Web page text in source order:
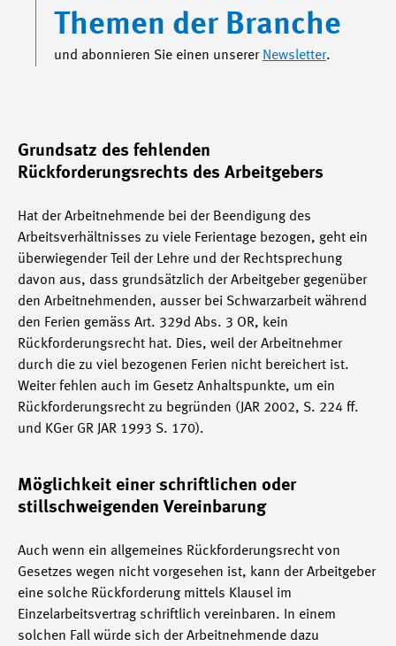
Themen der Branche
und abonnieren Sie einen unserer Newsletter.
Grundsatz des fehlenden
Rückforderungsrechts des Arbeitgebers
Hat der Arbeitnehmende bei der Beendigung des
Arbeitsverhältnisses zu viele Ferientage bezogen, geht ein
überwiegender Teil der Lehre und der Rechtsprechung
davon aus, dass grundsätzlich der Arbeitgeber gegenüber
den Arbeitnehmenden, ausser bei Schwarzarbeit während
den Ferien gemäss Art. 329d Abs. 3 OR, kein
Rückforderungsrecht hat. Dies, weil der Arbeitnehmer
durch die zu viel bezogenen Ferien nicht bereichert ist.
Weiter fehlen auch im Gesetz Anhaltspunkte, um ein
Rückforderungsrecht zu begründen (JAR 2002, S. 224 ff.
und KGer GR JAR 1993 S. 170).
Möglichkeit einer schriftlichen oder
stillschweigenden Vereinbarung
Auch wenn ein allgemeines Rückforderungsrecht von
Gesetzes wegen nicht vorgesehen ist, kann der Arbeitgeber
eine solche Rückforderung mittels Klausel im
Einzelarbeitsvertrag schriftlich vereinbaren. In einem
solchen Fall würde sich der Arbeitnehmende dazu